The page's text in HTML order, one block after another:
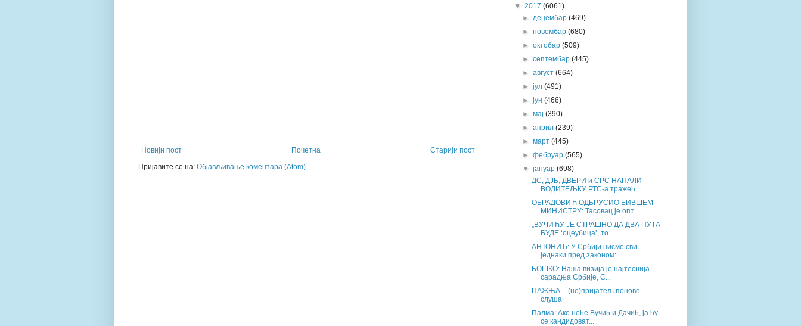
Новији пост Старији пост
Почетна
Пријавите се на: Објављивање коментара (Atom)
▼ 2017 (6061)
►децембар(469)
►новембар(680)
►октобар(509)
►септембар(445)
►август(664)
►јул(491)
►јун(466)
►мај(390)
►април(239)
►март(445)
►фебруар(565)
▼јануар(698)
ДС, ДЈБ, ДВЕРИ и СРС НАПАЛИ
ВОДИТЕЉКУ РТС-а тражећ...
ОБРАДОВИЋ ОДБРУСИО БИВШЕМ
МИНИСТРУ: Тасовац је опт...
„ВУЧИЋУ ЈЕ СТРАШНО ДА ДВА ПУТА
БУДЕ ‘оцеубица’, то...
АНТОНИЋ: У Србији нисмо сви
једнаки пред законом: ...
БОШКО: Наша визија је најтеснија
сарадња Србије, С...
ПАЖЊА – (не)пријатељ поново
слуша
Палма: Ако неће Вучић и Дачић, ја ћу
се кандидоват...